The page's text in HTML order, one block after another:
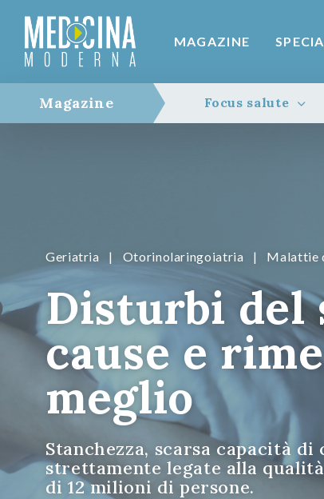
MAGAZINE
Magazine Focus salute
Geriatria | Otorinolaringoiatria | Malattie
Disturbi del
cause e
meglio
Stanchezza, scarsa capacità
strettamente legate alla
di 12 milioni di persone.